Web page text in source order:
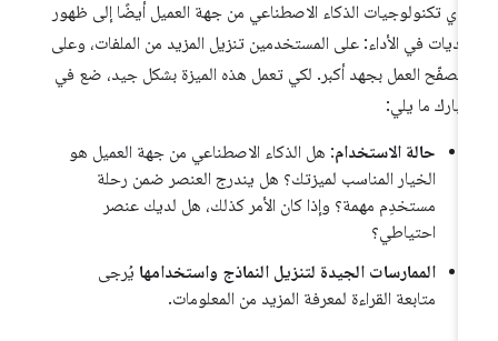
تكنولوجيات الذكاء الاصطناعي من جهة العميل أيضًا إلى ظهور
في الأداء: على المستخدمين تنزيل المزيد من الملفات، وعلى
العمل بجهد أكبر. لكي تعمل هذه الميزة بشكل جيد، ضع في
ما يلي:
حالة الاستخدام: هل الذكاء الاصطناعي من جهة العميل هو
الخيار المناسب لميزتك؟ هل يندرج العنصر ضمن رحلة
مستخدِم مهمة؟ وإذا كان الأمر كذلك، هل لديك عنصر
احتياطي؟
الممارسات الجيدة لتنزيل النماذج واستخدامهايُرجى
متابعة القراءة لمعرفة المزيد من المعلومات.